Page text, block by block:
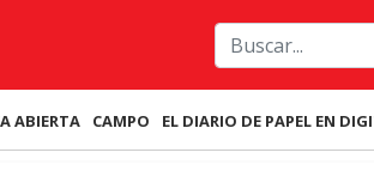
ABIERTA CAMPO EL DIARIO DE PAPEL EN